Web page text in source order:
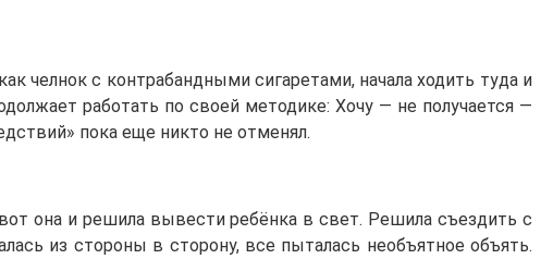
челнок с контрабандными сигаретами, начала ходить туда и
работать по своей методике: Хочу — не получается —
пока еще никто не отменял.
она и решила вывести ребёнка в свет. Решила съездить с
из стороны в сторону, все пыталась необъятное объять.